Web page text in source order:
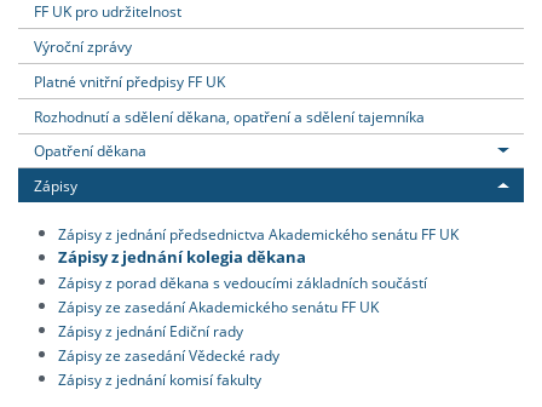
FF UK pro udržitelnost
Výroční zprávy
Platné vnitřní předpisy FF UK
Rozhodnutí a sdělení děkana, opatření a sdělení tajemníka
Opatření děkana
Zápisy
Zápisy z jednání předsednictva Akademického senátu FF UK
Zápisy z jednání kolegia děkana
Zápisy z porad děkana s vedoucími základních součástí
Zápisy ze zasedání Akademického senátu FF UK
Zápisy z jednání Ediční rady
Zápisy ze zasedání Vědecké rady
Zápisy z jednání komisí fakulty